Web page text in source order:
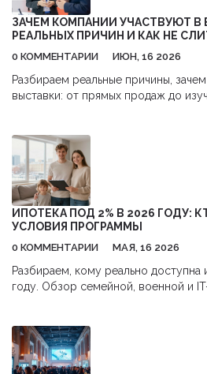
ЗАЧЕМ КОМПАНИИ УЧАСТВУЮТ В
РЕАЛЬНЫХ ПРИЧИН И КАК НЕ
0 КОММЕНТАРИИ ИЮН, 16 2026
Разбираем реальные причины,
выставки: от прямых продаж до
ИПОТЕКА ПОД 2% В 2026 ГОДУ:
УСЛОВИЯ ПРОГРАММЫ
0 КОММЕНТАРИИ МАЯ, 16 2026
Разбираем, кому реально доступна
году. Обзор семейной, военной и